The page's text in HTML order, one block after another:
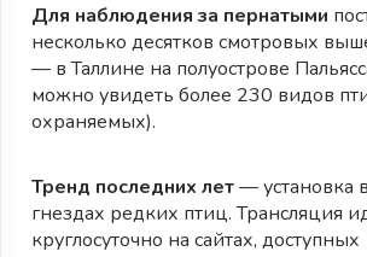
Для наблюдения за пернатыми
несколько десятков смотровых
— в Таллине на полуострове
можно увидеть более 230 видов
охраняемых).
Тренд последних лет— установка
гнездах редких птиц. Трансляция
круглосуточно на сайтах, доступных